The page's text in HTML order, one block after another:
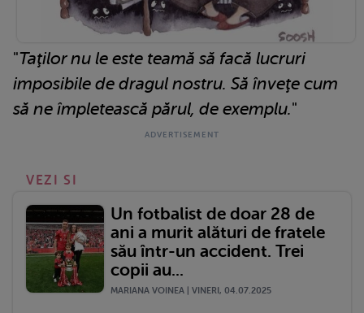
"Taţilor nu le este teamă să facă lucruri
imposibile de dragul nostru. Să înveţe cum
să ne împletească părul, de exemplu."
VEZI SI
Un fotbalist de doar 28 de
ani a murit alături de fratele
său într-un accident. Trei
copii au...
MARIANA VOINEA | VINERI, 04.07.2025